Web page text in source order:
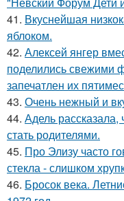
41. Вкуснейшая
яблоком.
42. Алексей янгер
поделились свежими
запечатлен их
43. Очень нежный и
44. Адель
стать родителями.
45. Про Элизу часто
стекла - слишком
46. Бросок века.